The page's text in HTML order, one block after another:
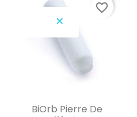
Aperçu rapide
BiOrb Pierre De
favorite_border